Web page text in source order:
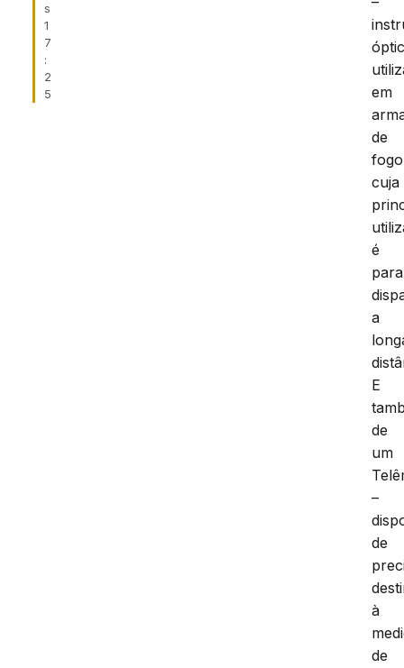
s
1
7
:
2
5
em
de
cuja
é
para
a
E
de
um
–
de
à
de